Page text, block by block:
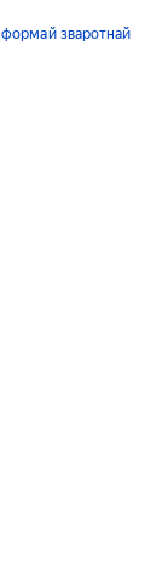
формай зваротнай